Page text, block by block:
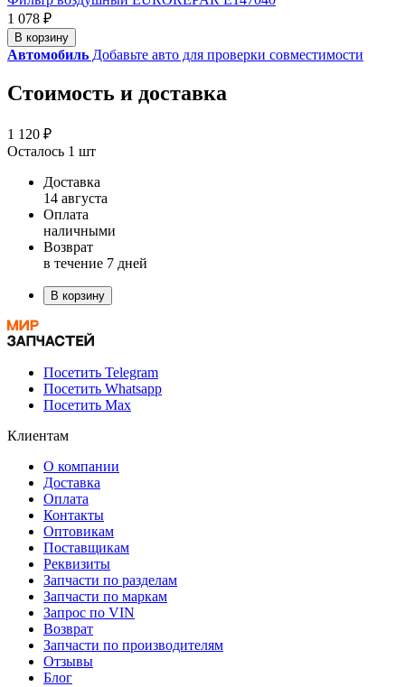
1 078 ₽
В корзину
Автомобиль Добавьте авто для проверки совместимости
Стоимость и доставка
1 120 ₽
Осталось 1 шт
Доставка
14 августа
Оплата
наличными
Возврат
в течение 7 дней
В корзину
Посетить Telegram
Посетить Whatsapp
Посетить Max
Клиентам
О компании
Доставка
Оплата
Контакты
Оптовикам
Поставщикам
Реквизиты
Запчасти по разделам
Запчасти по маркам
Запрос по VIN
Возврат
Запчасти по производителям
Отзывы
Блог